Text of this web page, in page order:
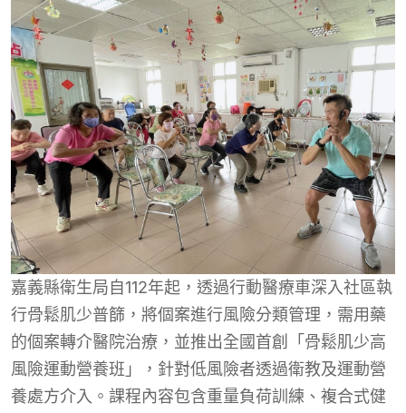
嘉義縣衛生局自112年起，透過行動醫療車深入社區執
行骨鬆肌少普篩，將個案進行風險分類管理，需用藥
的個案轉介醫院治療，並推出全國首創「骨鬆肌少高
風險運動營養班」，針對低風險者透過衛教及運動營
養處方介入。課程內容包含重量負荷訓練、複合式健